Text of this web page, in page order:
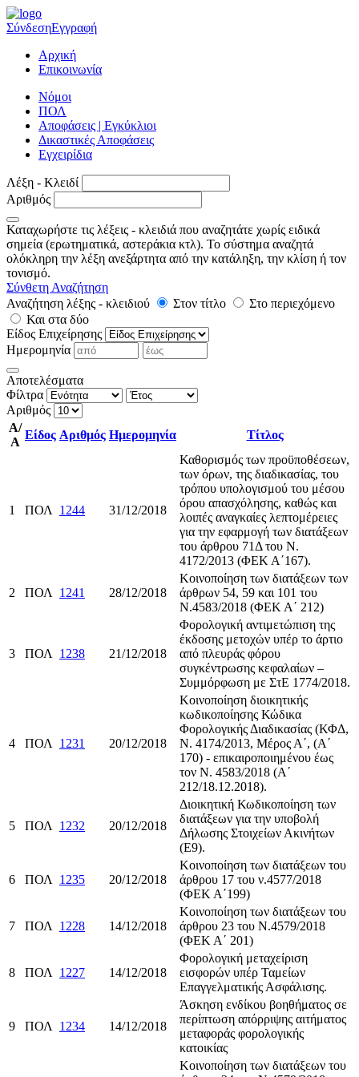
ΣύνδεσηΕγγραφή
Αρχική
Επικοινωνία
Νόμοι
ΠΟΛ
Αποφάσεις | Εγκύκλιοι
Δικαστικές Αποφάσεις
Εγχειρίδια
Λέξη - Κλειδί
Αριθμός
Καταχωρήστε τις λέξεις - κλειδιά που αναζητάτε χωρίς ειδικά
σημεία (ερωτηματικά, αστεράκια κτλ). Το σύστημα αναζητά
ολόκληρη την λέξη ανεξάρτητα από την κατάληξη, την κλίση ή τον
τονισμό.
Σύνθετη Αναζήτηση
Αναζήτηση λέξης - κλειδιού
Στον τίτλο
Στο περιεχόμενο
Και στα δύο
Είδος Επιχείρησης
Ημερομηνία
Αποτελέσματα
Φίλτρα
Αριθμός
Α/
Α
Είδος Αριθμός Ημερομηνία Τίτλος
1 ΠΟΛ 1244 31/12/2018
Καθορισμός των προϋποθέσεων,
των όρων, της διαδικασίας, του
τρόπου υπολογισμού του μέσου
όρου απασχόλησης, καθώς και
λοιπές αναγκαίες λεπτομέρειες
για την εφαρμογή των διατάξεων
του άρθρου 71Δ του Ν.
4172/2013 (ΦΕΚ Α΄167).
2 ΠΟΛ 1241 28/12/2018
Κοινοποίηση των διατάξεων των
άρθρων 54, 59 και 101 του
Ν.4583/2018 (ΦΕΚ Α΄ 212)
3 ΠΟΛ 1238 21/12/2018
Φορολογική αντιμετώπιση της
έκδοσης μετοχών υπέρ το άρτιο
από πλευράς φόρου
συγκέντρωσης κεφαλαίων –
Συμμόρφωση με ΣτΕ 1774/2018.
4 ΠΟΛ 1231 20/12/2018
Κοινοποίηση διοικητικής
κωδικοποίησης Κώδικα
Φορολογικής Διαδικασίας (ΚΦΔ,
Ν. 4174/2013, Μέρος Α΄, (Α΄
170) - επικαιροποιημένου έως
τον Ν. 4583/2018 (Α΄
212/18.12.2018).
5 ΠΟΛ 1232 20/12/2018
Διοικητική Κωδικοποίηση των
διατάξεων για την υποβολή
Δήλωσης Στοιχείων Ακινήτων
(Ε9).
6 ΠΟΛ 1235 20/12/2018
Κοινοποίηση των διατάξεων του
άρθρου 17 του ν.4577/2018
(ΦΕΚ Α΄199)
7 ΠΟΛ 1228 14/12/2018
Κοινοποίηση των διατάξεων του
άρθρου 23 του Ν.4579/2018
(ΦΕΚ Α΄ 201)
8 ΠΟΛ 1227 14/12/2018
Φορολογική μεταχείριση
εισφορών υπέρ Ταμείων
Επαγγελματικής Ασφάλισης.
9 ΠΟΛ 1234 14/12/2018
Άσκηση ενδίκου βοηθήματος σε
περίπτωση απόρριψης αιτήματος
μεταφοράς φορολογικής
κατοικίας
Κοινοποίηση των διατάξεων του